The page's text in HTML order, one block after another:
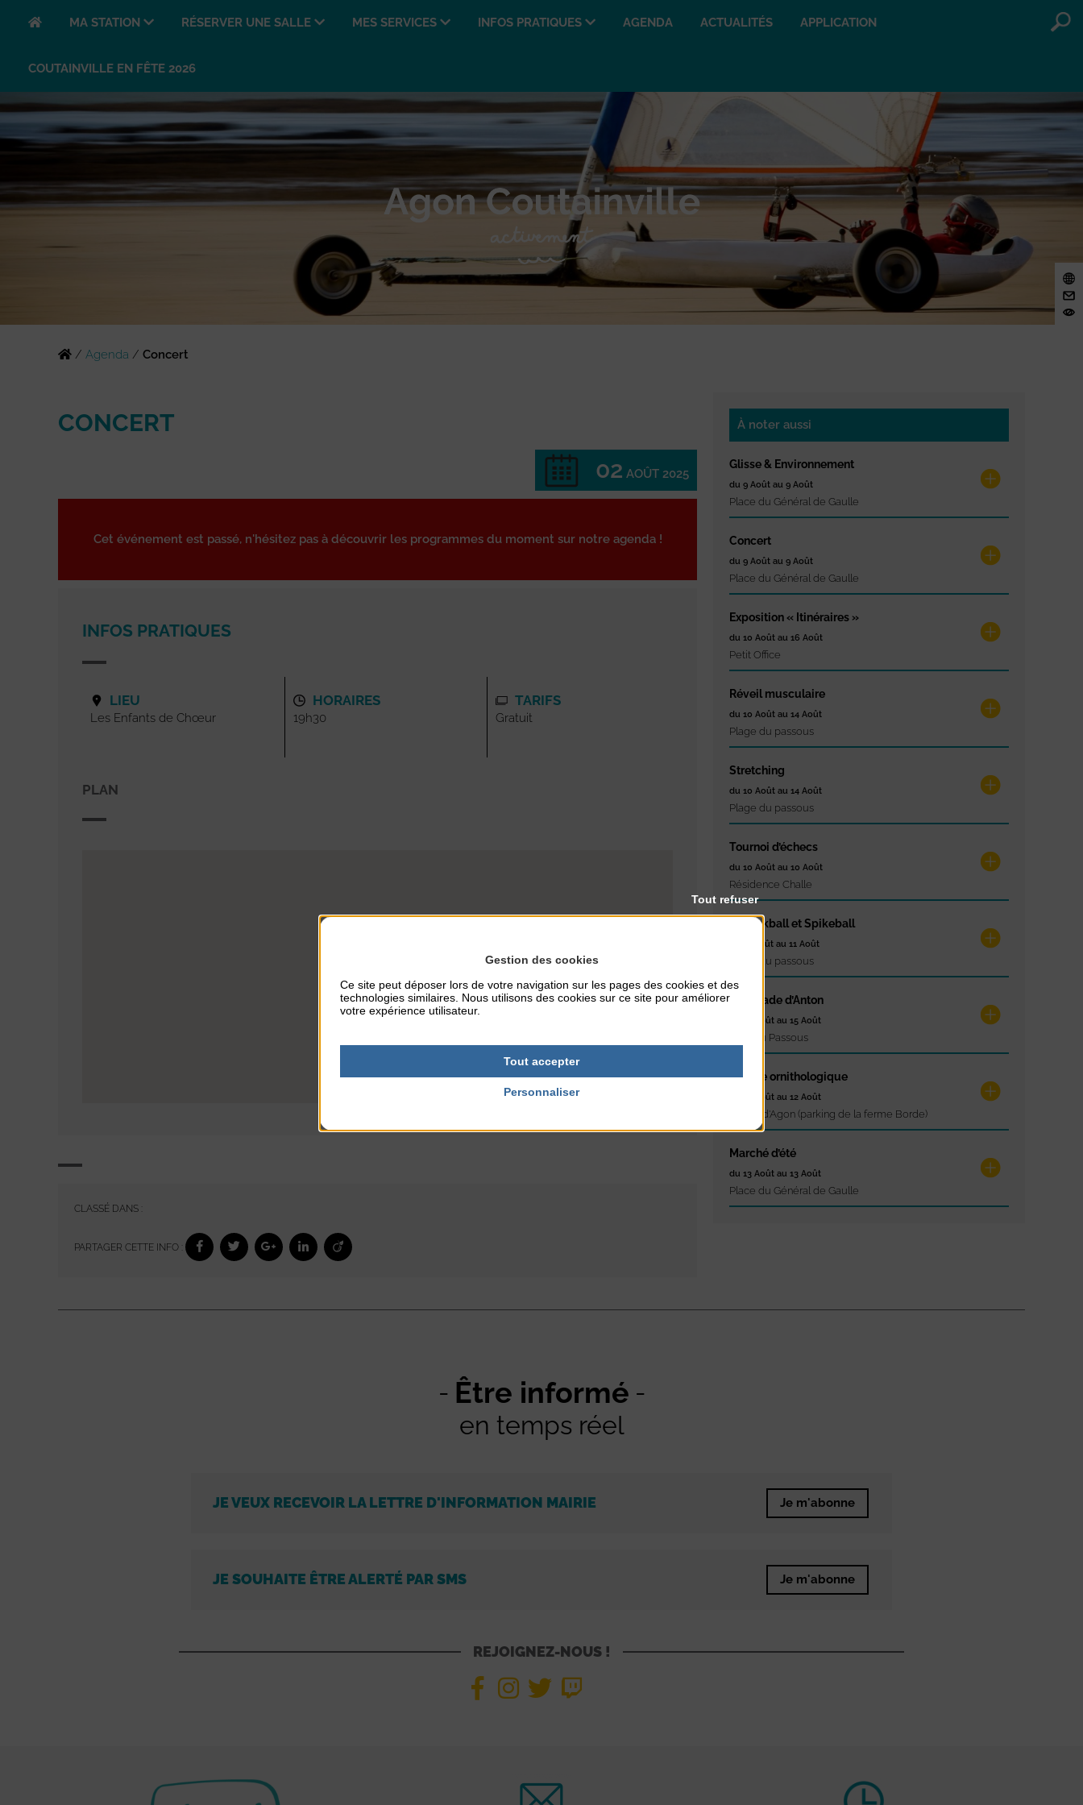
MA STATION RÉSERVER UNE SALLE MES SERVICES INFOS PRATIQUES AGENDA ACTUALITÉS APPLICATION
COUTAINVILLE EN FÊTE 2026
/ Agenda / Concert
CONCERT
02 AOÛT 2025
Cet événement est passé, n'hésitez pas à découvrir les programmes du moment sur notre agenda !
INFOS PRATIQUES
LIEU
Les Enfants de Chœur
HORAIRES
19h30
TARIFS
Gratuit
PLAN
CLASSÉ DANS :
PARTAGER CETTE INFO :
À noter aussi
Glisse & Environnement
du 9 Août au 9 Août
Place du Général de Gaulle
Concert
du 9 Août au 9 Août
Place du Général de Gaulle
Exposition « Itinéraires »
du 10 Août au 16 Août
Petit Office
Réveil musculaire
du 10 Août au 14 Août
Plage du passous
Stretching
du 10 Août au 14 Août
Plage du passous
Tournoi d’échecs
du 10 Août au 10 Août
Résidence Challe
Tchoukball et Spikeball
du 11 Août au 11 Août
Plage du passous
La Balade d’Anton
du 12 Août au 15 Août
Cale du Passous
Balade ornithologique
du 12 Août au 12 Août
Pointe d'Agon (parking de la ferme Borde)
Marché d’été
du 13 Août au 13 Août
Place du Général de Gaulle
Être informé
en temps réel
JE VEUX RECEVOIR LA LETTRE D'INFORMATION MAIRIE Je m'abonne
JE SOUHAITE ÊTRE ALERTÉ PAR SMS Je m'abonne
REJOIGNEZ-NOUS !
Gestion des cookies
Ce site peut déposer lors de votre navigation sur les pages des cookies et des
technologies similaires. Nous utilisons des cookies sur ce site pour améliorer
votre expérience utilisateur.
Tout accepter
Tout refuser
Personnaliser